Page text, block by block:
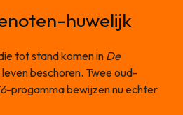
huwelijk
tot stand komen in De
beschoren. Twee oud-
-progamma bewijzen nu echter